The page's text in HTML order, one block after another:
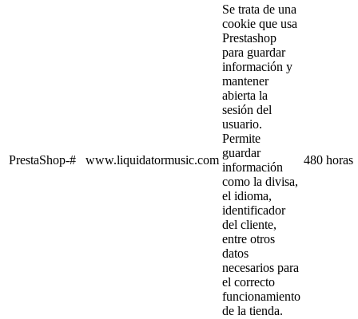
PrestaShop-# www.liquidatormusic.com
Se trata de una
cookie que usa
Prestashop
para guardar
información y
mantener
abierta la
sesión del
usuario.
Permite
guardar
información
como la divisa,
el idioma,
identificador
del cliente,
entre otros
datos
necesarios para
el correcto
funcionamiento
de la tienda.
480 horas